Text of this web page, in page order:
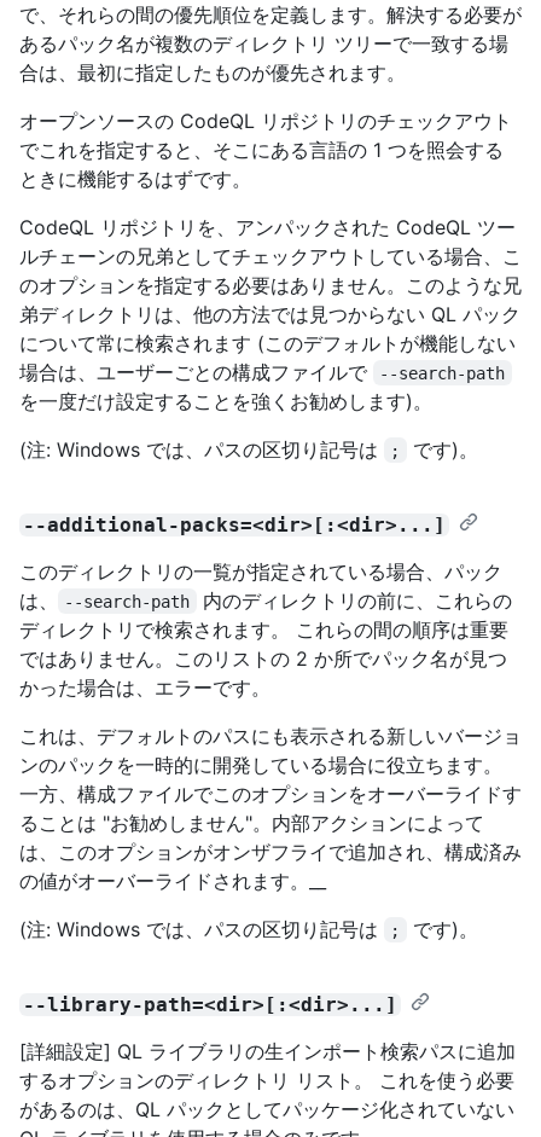
で、それらの間の優先順位を定義します。解決する必要が
あるパック名が複数のディレクトリ ツリーで一致する場
合は、最初に指定したものが優先されます。
オープンソースの CodeQL リポジトリのチェックアウト
でこれを指定すると、そこにある言語の 1 つを照会する
ときに機能するはずです。
CodeQL リポジトリを、アンパックされた CodeQL ツー
ルチェーンの兄弟としてチェックアウトしている場合、こ
のオプションを指定する必要はありません。このような兄
弟ディレクトリは、他の方法では見つからない QL パック
について常に検索されます (このデフォルトが機能しない
場合は、ユーザーごとの構成ファイルで
--search-path
を一度だけ設定することを強くお勧めします)。
(注: Windows では、パスの区切り記号は
; です)。
--additional-packs=<dir>[:<dir>...]
このディレクトリの一覧が指定されている場合、パック
は、
--search-path
内のディレクトリの前に、これらの
ディレクトリで検索されます。 これらの間の順序は重要
ではありません。このリストの 2 か所でパック名が見つ
かった場合は、エラーです。
これは、デフォルトのパスにも表示される新しいバージョ
ンのパックを一時的に開発している場合に役立ちます。
一方、構成ファイルでこのオプションをオーバーライドす
ることは "お勧めしません"。内部アクションによって
は、このオプションがオンザフライで追加され、構成済み
の値がオーバーライドされます。__
(注: Windows では、パスの区切り記号は
; です)。
--library-path=<dir>[:<dir>...]
[詳細設定] QL ライブラリの生インポート検索パスに追加
するオプションのディレクトリ リスト。 これを使う必要
があるのは、QL パックとしてパッケージ化されていない